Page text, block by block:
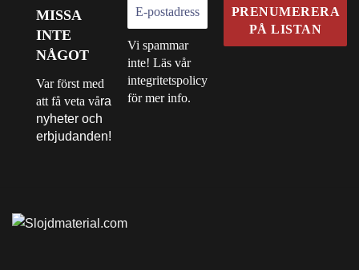
MISSA
INTE
NÅGOT
Var först med
att få veta våra
nyheter och
erbjudanden!
Vi spammar
inte! Läs vår
integritetspolicy
för mer info.